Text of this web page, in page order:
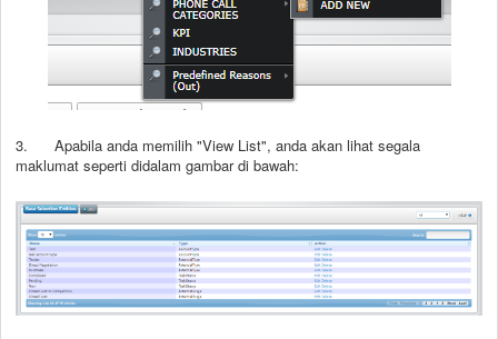
3. Apabila anda memilih "View List", anda akan lihat segala
maklumat seperti didalam gambar di bawah: